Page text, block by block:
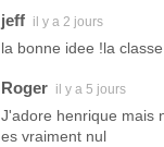
jeff il y a 2 jours
la bonne idee !la
Roger il y a 5 jours
J'adore henrique mais
es vraiment nul